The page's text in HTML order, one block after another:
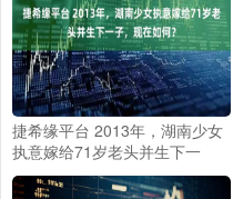
捷希缘平台 2013年，湖南少女
执意嫁给71岁老头并生下一
子，现在如何？